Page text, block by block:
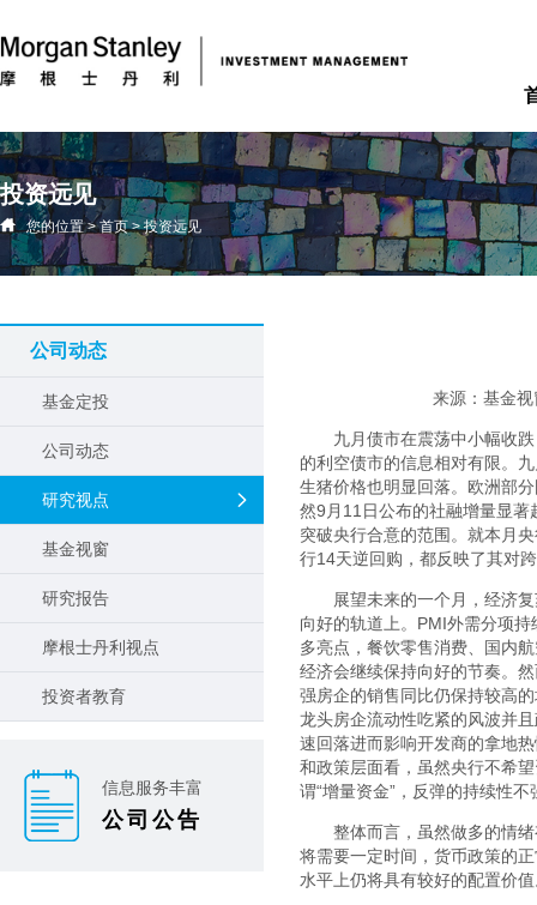
投资远见
您的位置>首页>投资远见
公司动态
基金定投
公司动态
研究视点
基金视窗
研究报告
摩根士丹利视点
投资者教育
信息服务丰富
公司公告
来源：基金视
九月债市在震荡中小幅收
的利空债市的信息相对有限。
生猪价格也明显回落。欧洲部
然9月11日公布的社融增量显
突破央行合意的范围。就本月
行14天逆回购，都反映了其对
展望未来的一个月，经济
向好的轨道上。PMI外需分项
多亮点，餐饮零售消费、国内
经济会继续保持向好的节奏。
强房企的销售同比仍保持较高
龙头房企流动性吃紧的风波并
速回落进而影响开发商的拿地
和政策层面看，虽然央行不希
谓“增量资金”，反弹的持续性
整体而言，虽然做多的情
将需要一定时间，货币政策的
水平上仍将具有较好的配置价